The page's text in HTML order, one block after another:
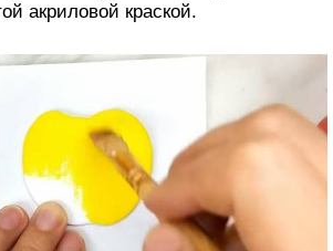
акриловой краской.